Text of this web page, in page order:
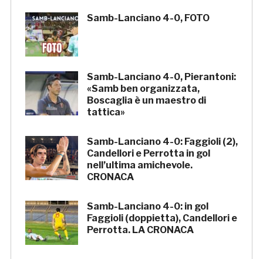
Samb-Lanciano 4-0, FOTO
Samb-Lanciano 4-0, Pierantoni:
«Samb ben organizzata,
Boscaglia è un maestro di
tattica»
Samb-Lanciano 4-0: Faggioli (2),
Candellori e Perrotta in gol
nell’ultima amichevole.
CRONACA
Samb-Lanciano 4-0: in gol
Faggioli (doppietta), Candellori e
Perrotta. LA CRONACA